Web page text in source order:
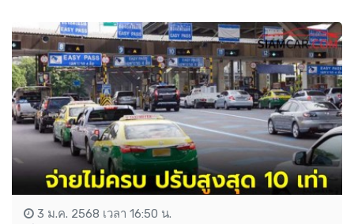
3 ม.ค. 2568 เวลา 16:50 น.